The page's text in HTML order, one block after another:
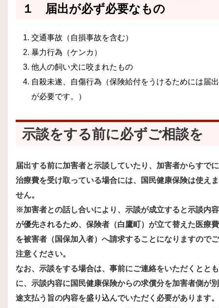
１ 届出が必ず必要なもの
交通事故（自損事故を含む）
暴力行為（ケンカ）
他人の飼い犬に咬まれたもの
自殺未遂、自傷行為（保険給付をうけるためには届出
が必要です。）
示談をする前に必ずご相談を
届出する前に加害者と示談していたり、加害者からすでに
治療費を受け取っている場合には、国民健康保険は使えま
せん。
※加害者との話し合いにより、示談が成立すると示談内容
が優先されるため、保険者（白鷹町）が立て替えた医療費
を被害者（国保加入者）へ請求することになりますのでご
注意ください。
なお、示談をする場合は、事前にご連絡をいただくととも
に、示談内容に国民健康保険からの求償分を加害者側が別
途支払う旨の内容を盛り込んでいただく必要があります。